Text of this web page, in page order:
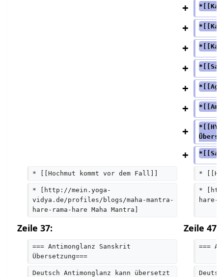
* [[Hochmut kommt vor dem Fall]] *
* [http://mein.yoga-
vidya.de/profiles/blogs/maha-mantra-
hare-rama-hare Maha Mantra]
*
hare-
Zeile 37: Zeile 47:
=== Antimonglanz Sanskrit
Übersetzung===
===
Deutsch Antimonglanz kann übersetzt